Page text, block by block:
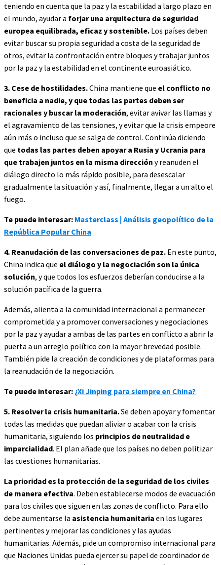
teniendo en cuenta que la paz y la estabilidad a largo plazo en
el mundo, ayudar a forjar una arquitectura de seguridad
europea equilibrada, eficaz y sostenible. Los países deben
evitar buscar su propia seguridad a costa de la seguridad de
otros, evitar la confrontación entre bloques y trabajar juntos
por la paz y la estabilidad en el continente euroasiático.
3. Cese de hostilidades.China mantiene que el conflicto no
beneficia a nadie, y que todas las partes deben ser
racionales y buscar la moderación, evitar avivar las llamas y
el agravamiento de las tensiones, y evitar que la crisis empeore
aún más o incluso que se salga de control. Continúa diciendo
que todas las partes deben apoyar a Rusia y Ucrania para
que trabajen juntos en la misma dirección y reanuden el
diálogo directo lo más rápido posible, para desescalar
gradualmente la situación y así, finalmente, llegar a un alto el
fuego.
Te puede interesar: Masterclass | Análisis geopolítico de la
República Popular China
4. Reanudación de las conversaciones de paz. En este punto,
China indica que el diálogo y la negociación son la única
solución, y que todos los esfuerzos deberían conducirse a la
solución pacífica de la guerra.
Además, alienta a la comunidad internacional a permanecer
comprometida y a promover conversaciones y negociaciones
por la paz y ayudar a ambas de las partes en conflicto a abrir la
puerta a un arreglo político con la mayor brevedad posible.
También pide la creación de condiciones y de plataformas para
la reanudación de la negociación.
Te puede interesar: ¿Xi Jinping para siempre en China?
5. Resolver la crisis humanitaria.Se deben apoyar y fomentar
todas las medidas que puedan aliviar o acabar con la crisis
humanitaria, siguiendo los principios de neutralidad e
imparcialidad. El plan añade que los países no deben politizar
las cuestiones humanitarias.
La prioridad es la protección de la seguridad de los civiles
de manera efectiva. Deben establecerse modos de evacuación
para los civiles que siguen en las zonas de conflicto. Para ello
debe aumentarse la asistencia humanitaria en los lugares
pertinentes y mejorar las condiciones y las ayudas
humanitarias. Además, pide un compromiso internacional para
que Naciones Unidas pueda ejercer su papel de coordinador de